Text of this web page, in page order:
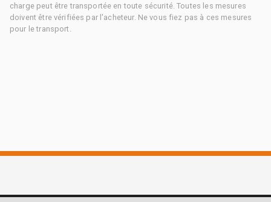
charge peut être transportée en toute sécurité. Toutes les mesures
doivent être vérifiées par l'acheteur. Ne vous fiez pas à ces mesures
pour le transport.